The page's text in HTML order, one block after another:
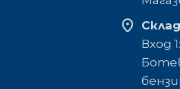
location_on
Вход